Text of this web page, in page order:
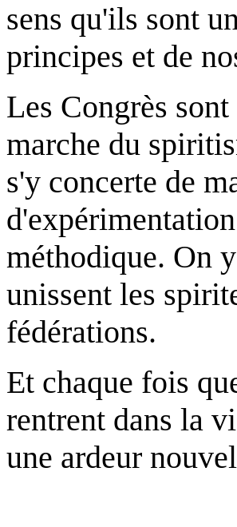
sens qu'ils sont
principes et de
Les Congrès
marche du
s'y concerte de
méthodique. On
unissent les
fédérations.
Et chaque fois
rentrent dans la
une ardeur